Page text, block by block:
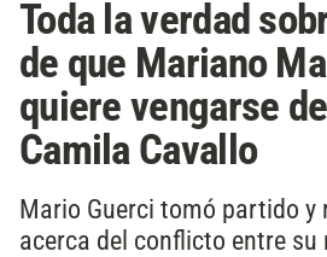
Toda la verdad
de que Mariano
quiere vengarse
Camila Cavallo
Mario Guerci tomó partido y
acerca del conflicto entre su